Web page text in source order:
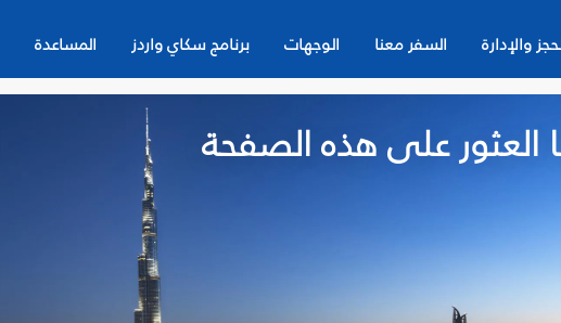
والإدارة السفر معنا الوجهات برنامج سكاي واردز المساعدة
العثور على هذه الصفحة